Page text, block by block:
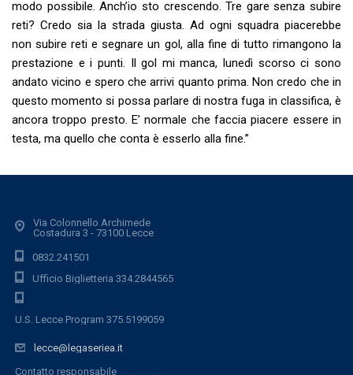
modo possibile. Anch’io sto crescendo. Tre gare senza subire
reti? Credo sia la strada giusta. Ad ogni squadra piacerebbe
non subire reti e segnare un gol, alla fine di tutto rimangono la
prestazione e i punti. Il gol mi manca, lunedì scorso ci sono
andato vicino e spero che arrivi quanto prima. Non credo che in
questo momento si possa parlare di nostra fuga in classifica, è
ancora troppo presto. E’ normale che faccia piacere essere in
testa, ma quello che conta è esserlo alla fine.”
Via Colonnello Archimede
Costadura 3 - 73100 Lecce
0832.241501
Ufficio Biglietteria 334.2844565
U.S. Lecce Program 375.5199059
lecce@legaseriea.it
Contatto responsabile